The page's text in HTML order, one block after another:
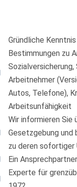
Gründliche
Bestimmungen zu
Arbeitnehmer
Autos, Telefone),
Arbeitsunfähigkeit
Wir informieren Sie
Gesetzgebung und
zu deren sofortiger
Ein
Experte für